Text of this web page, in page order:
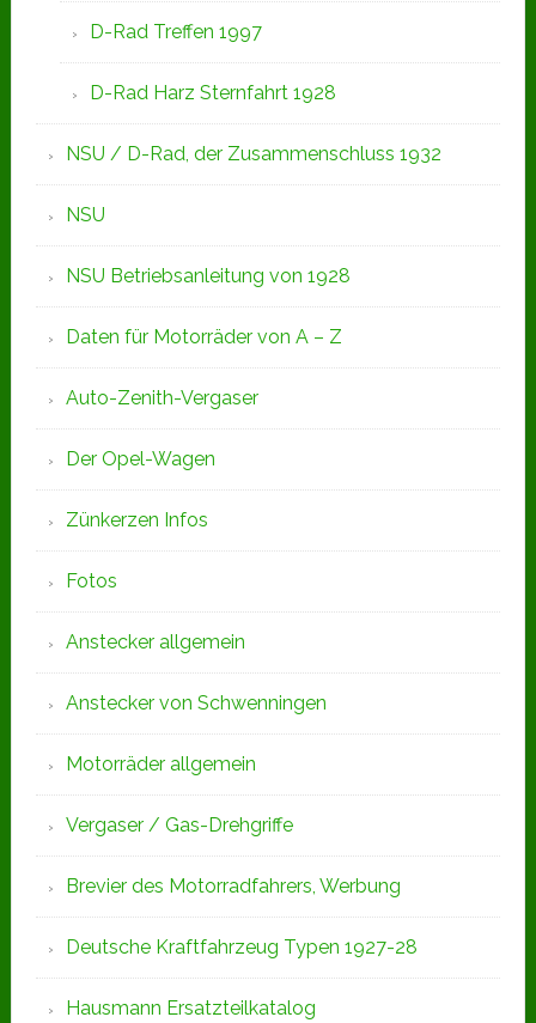
D-Rad Treffen 1997
D-Rad Harz Sternfahrt 1928
NSU / D-Rad, der Zusammenschluss 1932
NSU
NSU Betriebsanleitung von 1928
Daten für Motorräder von A – Z
Auto-Zenith-Vergaser
Der Opel-Wagen
Zünkerzen Infos
Fotos
Anstecker allgemein
Anstecker von Schwenningen
Motorräder allgemein
Vergaser / Gas-Drehgriffe
Brevier des Motorradfahrers, Werbung
Deutsche Kraftfahrzeug Typen 1927-28
Hausmann Ersatzteilkatalog